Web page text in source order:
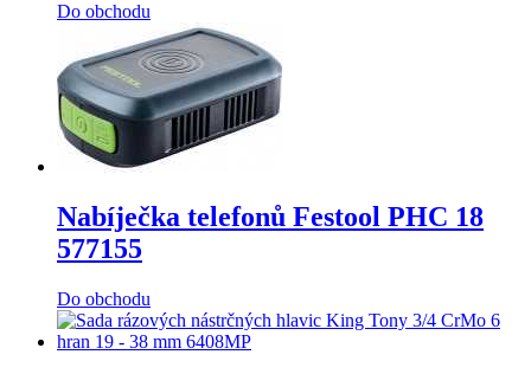
Do obchodu
Nabíječka telefonů Festool PHC 18
577155
Do obchodu